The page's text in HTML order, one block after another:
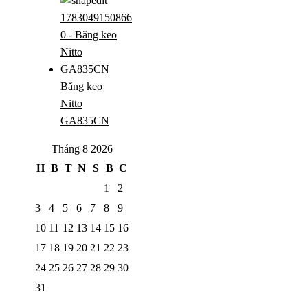
Băng keo
Nitto
GA835CN
Tháng 8 2026
H B T N S B C
1
2
3
4 5 6 7 8
9
10 11 12 13 14 15 16
17 18 19 20 21 22 23
24 25 26 27 28 29 30
31